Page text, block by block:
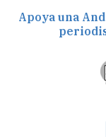
Apoya una